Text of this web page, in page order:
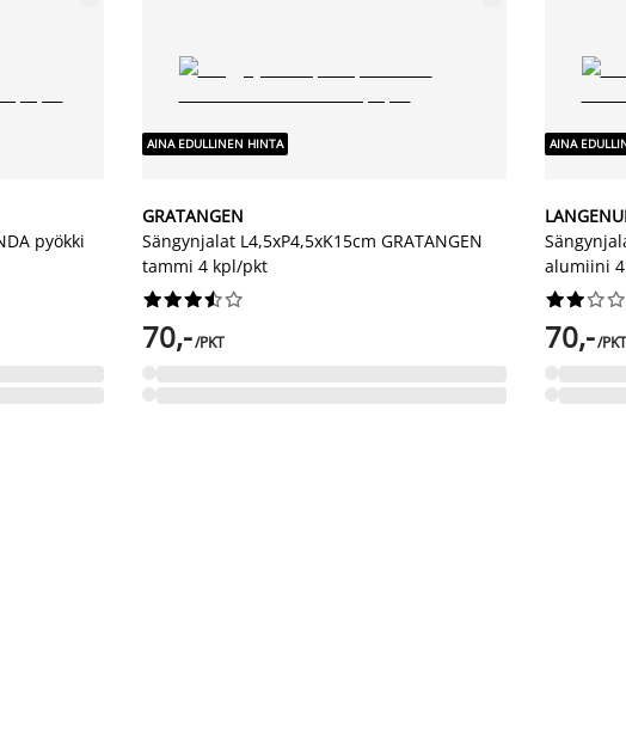
pyökki
AINA EDULLINEN HINTA
GRATANGEN
Sängynjalat L4,5xP4,5xK15cm GRATANGEN
tammi 4 kpl/pkt






70,-/PKT
AINA
alumiini





70,-/PKT